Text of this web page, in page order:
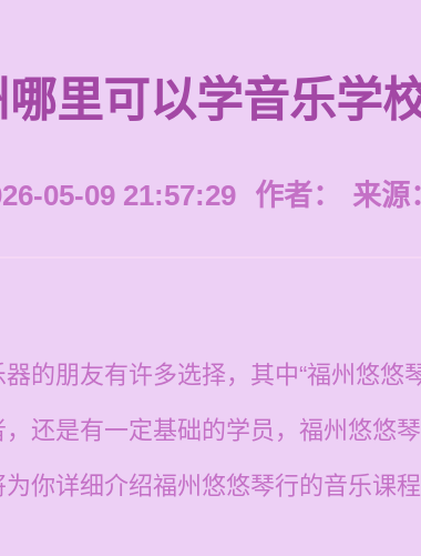
里可以学音乐学
05-09 21:57:29 作者： 来源：
的朋友有许多选择，其中“福州悠悠
还是有一定基础的学员，福州悠悠
你详细介绍福州悠悠琴行的音乐课